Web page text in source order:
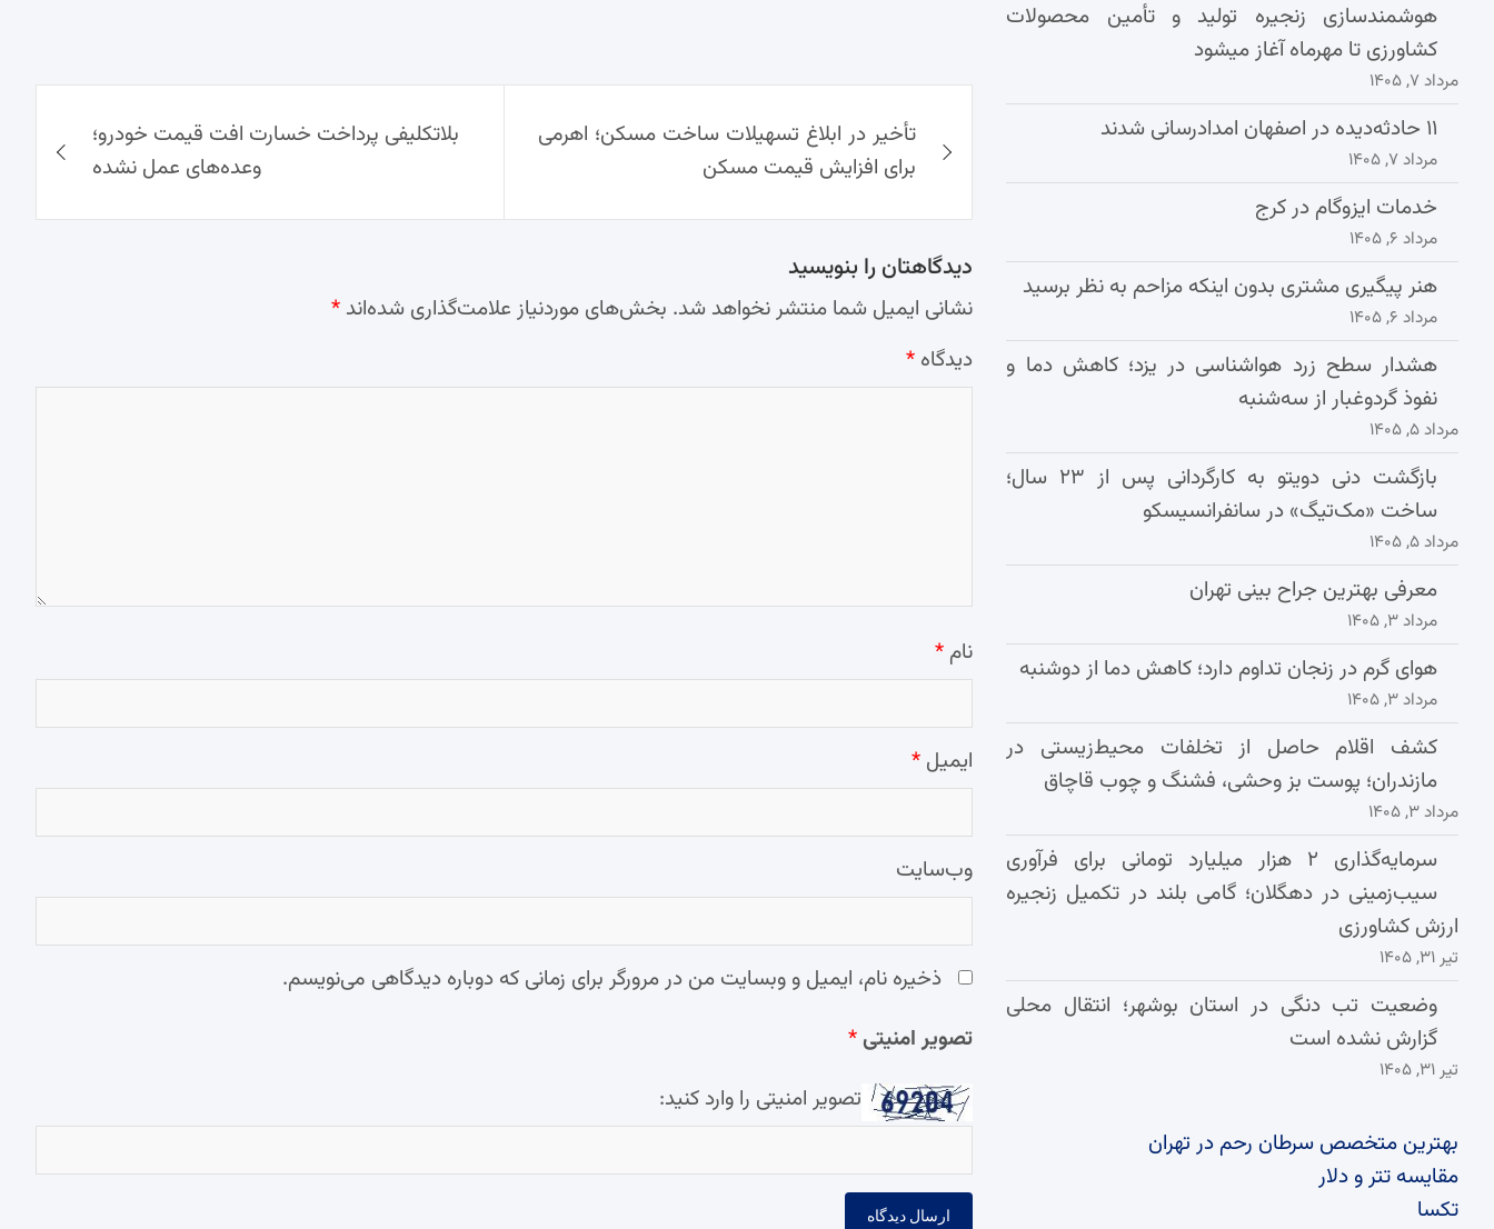
راهبری
نوشته‌ها
تأخیر در ابلاغ تسهیلات ساخت مسکن؛ اهرمی
برای افزایش قیمت مسکن
بلاتکلیفی پرداخت خسارت افت قیمت خودرو؛
وعده‌های عمل نشده
دیدگاهتان را بنویسید
نشانی ایمیل شما منتشر نخواهد شد. بخش‌های موردنیاز علامت‌گذاری شده‌اند *
دیدگاه *
نام *
ایمیل *
وب‌سایت
ذخیره نام، ایمیل و وبسایت من در مرورگر برای زمانی که دوباره دیدگاهی می‌نویسم.
تصویر امنیتی*
تصویر امنیتی را وارد کنید:
هوشمندسازی زنجیره تولید و تأمین محصولات
کشاورزی تا مهرماه آغاز میشود
مرداد ۷, ۱۴۰۵
۱۱ حادثه‌دیده در اصفهان امدادرسانی شدند
مرداد ۷, ۱۴۰۵
خدمات ایزوگام در کرج
مرداد ۶, ۱۴۰۵
هنر پیگیری مشتری بدون اینکه مزاحم به نظر برسید
مرداد ۶, ۱۴۰۵
هشدار سطح زرد هواشناسی در یزد؛ کاهش دما و
نفوذ گردوغبار از سه‌شنبه
مرداد ۵, ۱۴۰۵
بازگشت دنی دویتو به کارگردانی پس از ۲۳ سال؛
ساخت «مک‌تیگ» در سانفرانسیسکو
مرداد ۵, ۱۴۰۵
معرفی بهترین جراح بینی تهران
مرداد ۳, ۱۴۰۵
هوای گرم در زنجان تداوم دارد؛ کاهش دما از دوشنبه
مرداد ۳, ۱۴۰۵
کشف اقلام حاصل از تخلفات محیط‌زیستی در
مازندران؛ پوست بز وحشی، فشنگ و چوب قاچاق
مرداد ۳, ۱۴۰۵
سرمایه‌گذاری ۲ هزار میلیارد تومانی برای فرآوری
سیب‌زمینی در دهگلان؛ گامی بلند در تکمیل زنجیره
ارزش کشاورزی
تیر ۳۱, ۱۴۰۵
وضعیت تب دنگی در استان بوشهر؛ انتقال محلی
گزارش نشده است
تیر ۳۱, ۱۴۰۵
بهترین متخصص سرطان رحم در تهران
مقایسه تتر و دلار
تکسا